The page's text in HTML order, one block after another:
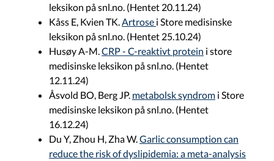
leksikon på snl.no. (Hentet 20.11.24)
Kåss E, Kvien TK. Artrose i Store medisinske
leksikon på snl.no. (Hentet 25.10.24)
Husøy A-M. CRP - C-reaktivt protein i store
medisinske leksikon på snl.no. (Hentet
12.11.24)
Åsvold BO, Berg JP. metabolsk syndrom i Store
medisinske leksikon på snl.no. (Hentet
16.12.24)
Du Y, Zhou H, Zha W. Garlic consumption can
reduce the risk of dyslipidemia: a meta-analysis